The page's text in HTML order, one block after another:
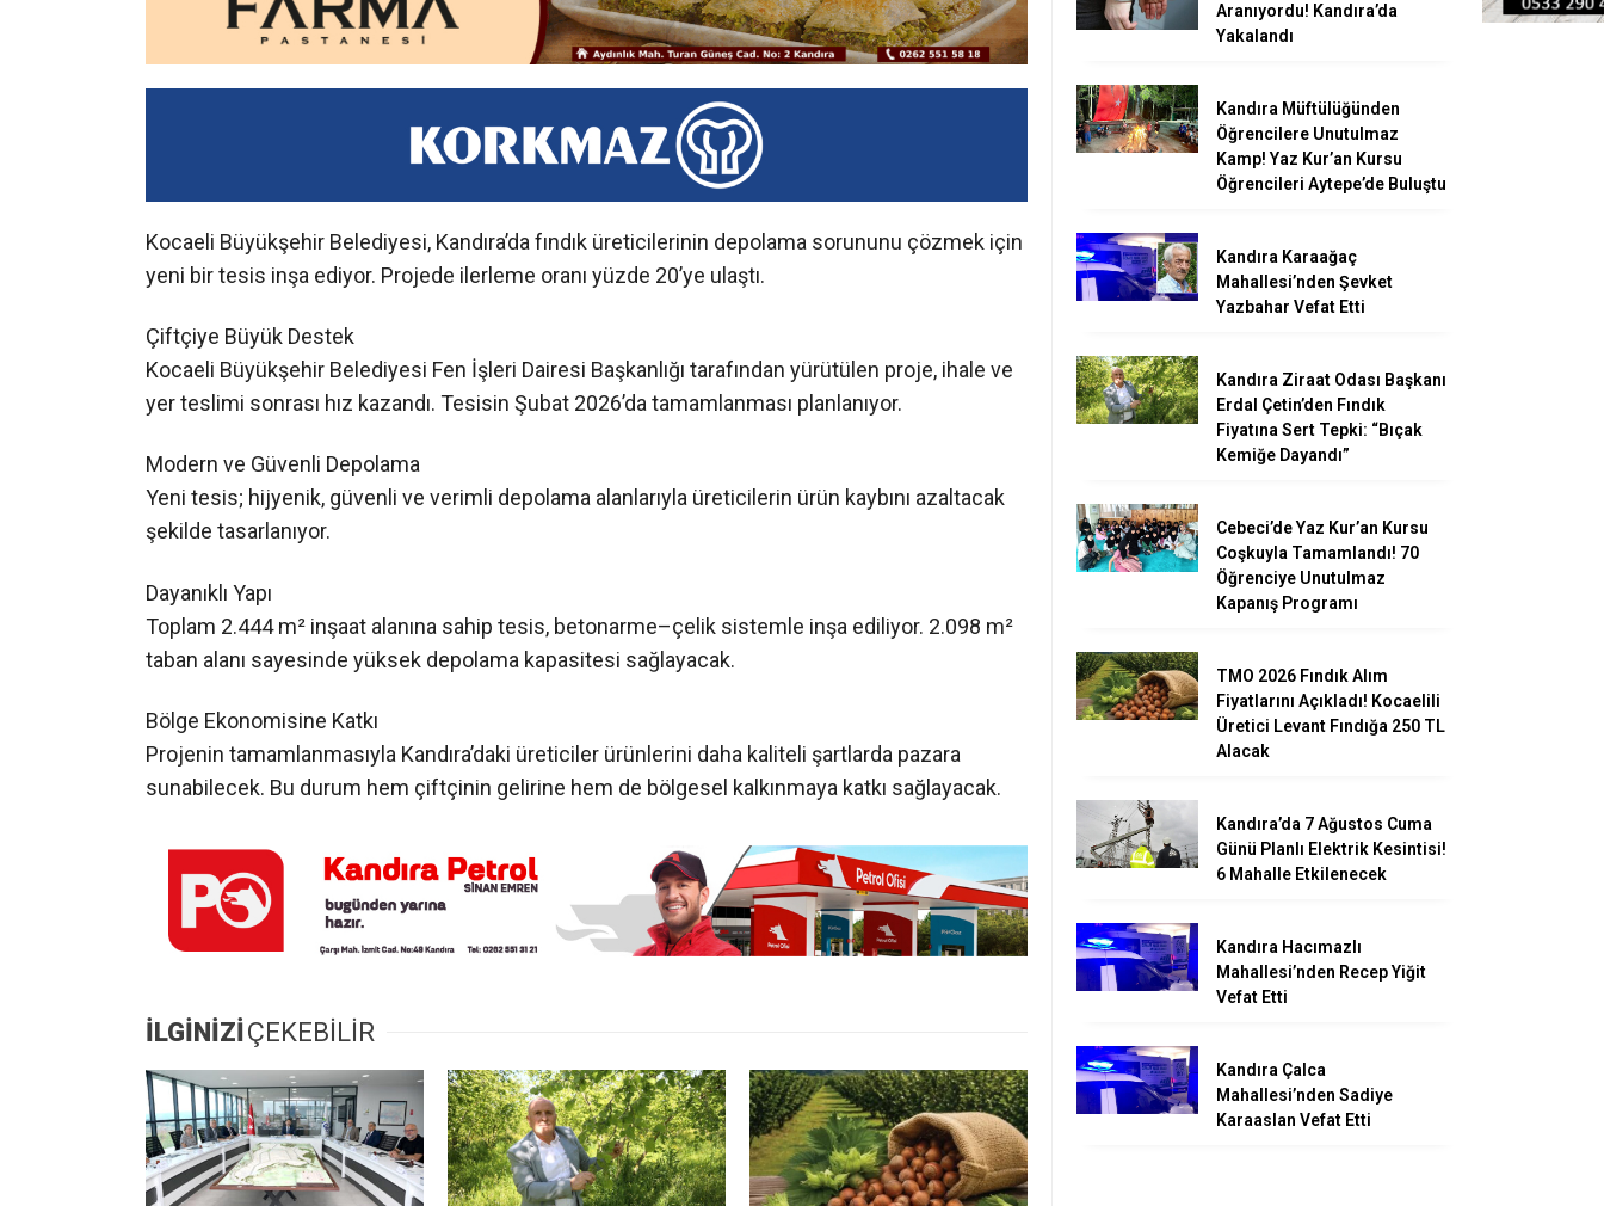
Kocaeli Büyükşehir Belediyesi, Kandıra’da fındık üreticilerinin depolama sorununu çözmek için
yeni bir tesis inşa ediyor. Projede ilerleme oranı yüzde 20’ye ulaştı.
Kocaeli Büyükşehir Belediyesi Fen İşleri Dairesi Başkanlığı tarafından yürütülen proje, ihale ve
yer teslimi sonrası hız kazandı. Tesisin Şubat 2026’da tamamlanması planlanıyor.
Modern ve Güvenli Depolama
Yeni tesis; hijyenik, güvenli ve verimli depolama alanlarıyla üreticilerin ürün kaybını azaltacak
Dayanıklı Yapı
Toplam 2.444 m² inşaat alanına sahip tesis, betonarme–çelik sistemle inşa ediliyor. 2.098 m²
Bölge Ekonomisine Katkı
Projenin tamamlanmasıyla Kandıra’daki üreticiler ürünlerini daha kaliteli şartlarda pazara
Kandıra Gıda İhtisas OSB’de
Önemli Toplantı! Vali Aktaş
Kandıra Ziraat Odası Başkanı
Erdal Çetin’den Fındık Fiyatına
TMO 2026 Fındık Alım
Fiyatlarını Açıkladı! Kocaelili
Aranıyordu! Kandıra’da
Yakalandı
Kandıra Müftülüğünden
Öğrencilere Unutulmaz
Kamp! Yaz Kur’an Kursu
Öğrencileri Aytepe’de Buluştu
Kandıra Karaağaç
Mahallesi’nden Şevket
Yazbahar Vefat Etti
Kandıra Ziraat Odası Başkanı
Erdal Çetin’den Fındık
Fiyatına Sert Tepki: “Bıçak
Kemiğe Dayandı”
Cebeci’de Yaz Kur’an Kursu
Coşkuyla Tamamlandı! 70
Öğrenciye Unutulmaz
Kapanış Programı
TMO 2026 Fındık Alım
Fiyatlarını Açıkladı! Kocaelili
Üretici Levant Fındığa 250 TL
Alacak
Kandıra’da 7 Ağustos Cuma
Günü Planlı Elektrik Kesintisi!
6 Mahalle Etkilenecek
Kandıra Hacımazlı
Mahallesi’nden Recep Yiğit
Vefat Etti
Kandıra Çalca
Mahallesi’nden Sadiye
Karaaslan Vefat Etti